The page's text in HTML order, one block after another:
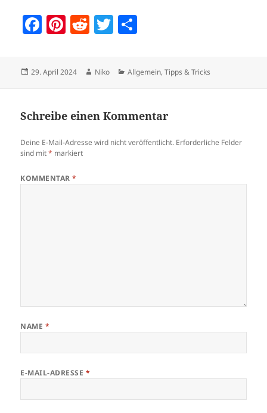
F
c
e
o
o
k
Pi
er
es
R
d
di
T
itt
ern
Veröffentlicht
29. April 2024 Autor
Niko Kategorien
Allgemein,Tipps & Tricks
Schreibe einen Kommentar
Deine E-Mail-Adresse wird nicht veröffentlicht. Erforderliche Felder
sind mit* markiert
KOMMENTAR*
NAME *
E-MAIL-ADRESSE *